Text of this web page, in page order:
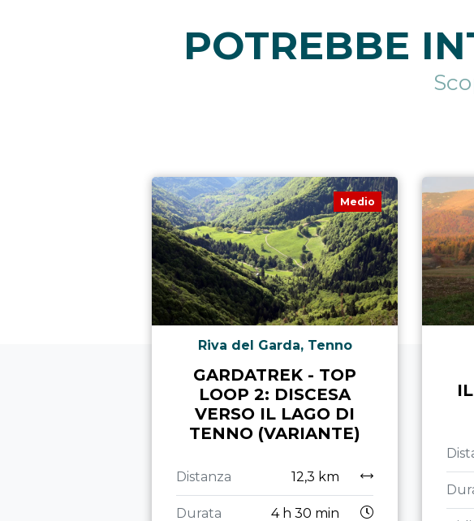
POTREBBE
Medio
Riva del Garda, Tenno
GARDATREK - TOP
LOOP 2: DISCESA
VERSO IL LAGO DI
TENNO (VARIANTE)
Distanza 12,3 km
Durata 4 h 30 min